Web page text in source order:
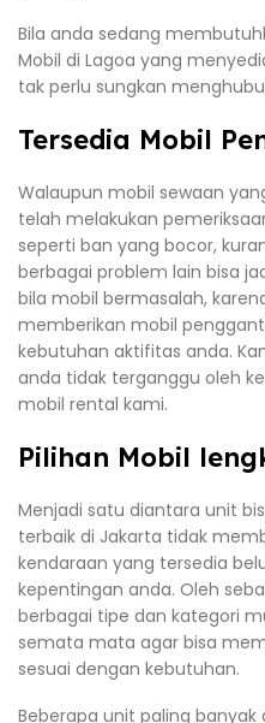
Bila anda sedang
Mobil di Lagoa yang
tak perlu sungkan
Tersedia Mobil
Walaupun mobil sewaan
telah melakukan
seperti ban yang bocor,
berbagai problem lain bisa
bila mobil bermasalah,
memberikan mobil
kebutuhan aktifitas anda.
anda tidak terganggu oleh
mobil rental kami.
Pilihan Mobil
Menjadi satu diantara unit
terbaik di Jakarta tidak
kendaraan yang tersedia
kepentingan anda. Oleh
berbagai tipe dan kategori
semata mata agar bisa
sesuai dengan kebutuhan.
Beberapa unit paling